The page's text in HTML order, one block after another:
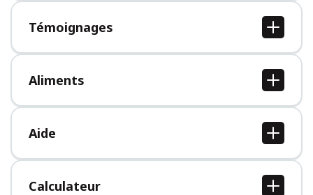
À propos de nous
Postes
Presse
Témoignages
Tous les témoignages
Aliments
Tous les aliments
Aide
Centre d'aide
Calculateur